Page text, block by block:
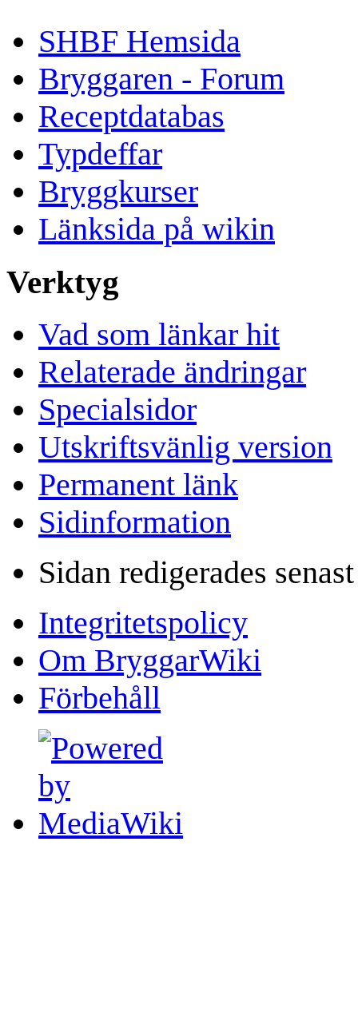
SHBF Hemsida
Bryggaren - Forum
Receptdatabas
Typdeffar
Bryggkurser
Länksida på wikin
Verktyg
Vad som länkar hit
Relaterade ändringar
Specialsidor
Utskriftsvänlig version
Permanent länk
Sidinformation
Sidan redigerades
Integritetspolicy
Om BryggarWiki
Förbehåll